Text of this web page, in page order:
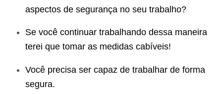
aspectos de segurança no seu trabalho?
Se você continuar trabalhando dessa maneira
terei que tomar as medidas cabíveis!
Você precisa ser capaz de trabalhar de forma
segura.